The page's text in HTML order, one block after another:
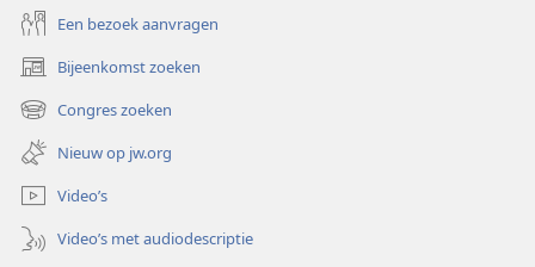
Een bezoek aanvragen
Bijeenkomst zoeken
(opent
nieuw
venster)
Congres zoeken
(opent
nieuw
venster)
Nieuw op jw.org
Video’s
Video’s met audiodescriptie